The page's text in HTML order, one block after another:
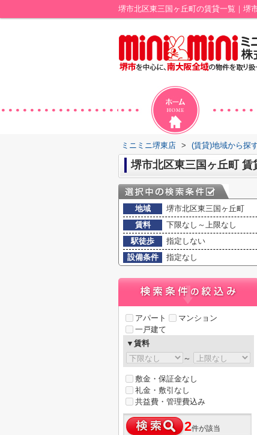
堺市北区東三国ヶ丘町の賃貸一覧｜堺
ミニミニ堺東店 > (賃貸)地域から探
堺市北区東三国ヶ丘町 賃
地域
堺市北区東三国ヶ丘町
賃料
下限なし～上限なし
駅徒歩
指定しない
設備条件
指定なし
アパート
マンション
一戸建て
▼賃料
～
敷金・保証金なし
礼金・敷引なし
共益費・管理費込み
2件が該当